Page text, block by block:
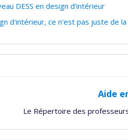
DESS en design d’intérieur
d'intérieur, ce n'est pas juste de
Aide
Le Répertoire des